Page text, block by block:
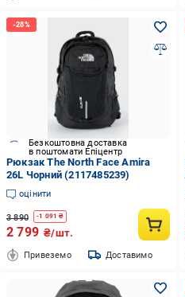
Безкоштовна доставка
в поштомати Епіцентр
Рюкзак The North Face Amira
26L Чорний (2117485239)
оцінити
3 890 -1 091 ₴
2 799 ₴/шт.
Привеземо Доставимо